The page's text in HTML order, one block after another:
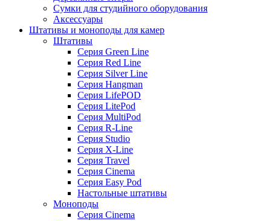
Сумки для студийного оборудования
Аксессуары
Штативы и моноподы для камер
Штативы
Серия Green Line
Серия Red Line
Серия Silver Line
Серия Hangman
Серия LifePOD
Серия LitePod
Серия MultiPod
Серия R-Line
Серия Studio
Серия X-Line
Серия Travel
Серия Cinema
Серия Easy Pod
Настольные штативы
Моноподы
Серия Cinema